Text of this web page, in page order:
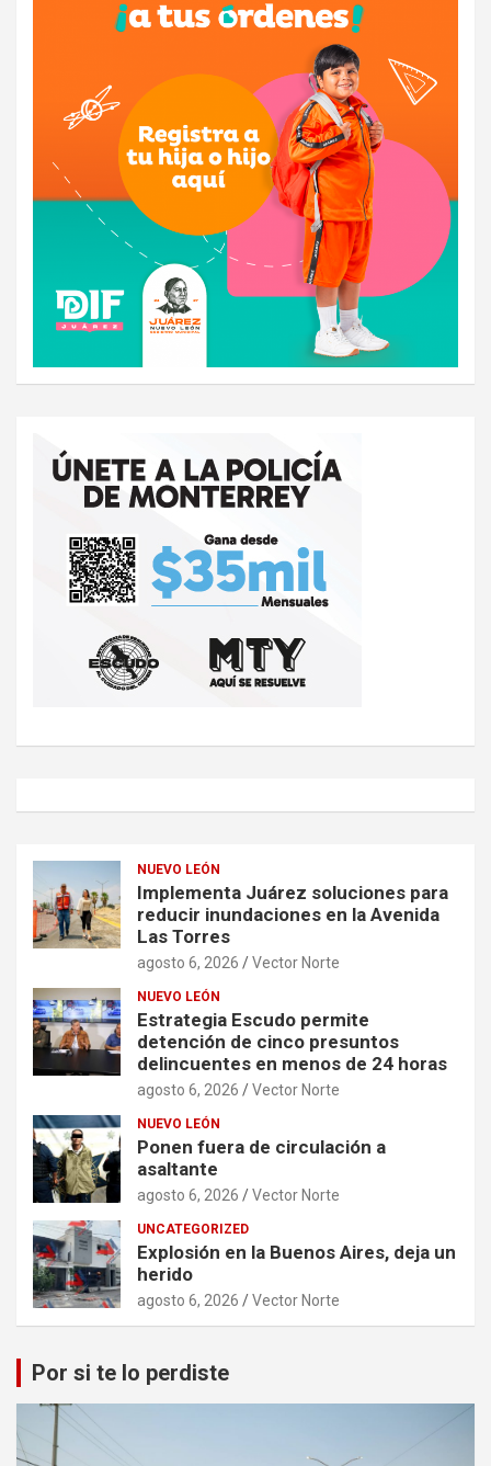
NUEVO LEÓN
Implementa Juárez soluciones para
reducir inundaciones en la Avenida
Las Torres
agosto 6, 2026 Vector Norte
NUEVO LEÓN
Estrategia Escudo permite
detención de cinco presuntos
delincuentes en menos de 24 horas
agosto 6, 2026 Vector Norte
NUEVO LEÓN
Ponen fuera de circulación a
asaltante
agosto 6, 2026 Vector Norte
UNCATEGORIZED
Explosión en la Buenos Aires, deja un
herido
agosto 6, 2026 Vector Norte
Por si te lo perdiste